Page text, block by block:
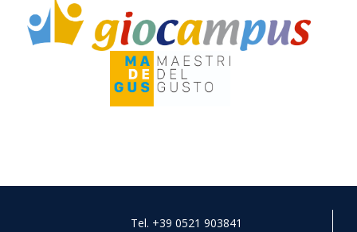
Tel. +39 0521 903841